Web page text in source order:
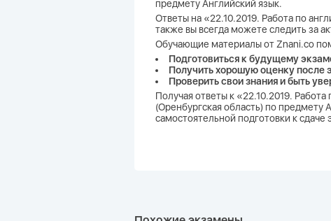
предмету Английский язык.
Ответы на «22.10.2019. Работа по
также вы всегда можете следить за
Обучающие материалы от Znani.co
Подготовиться к будущему
Получить хорошую оценку после
Проверить свои знания и быть
Получая ответы к «22.10.2019.
(Оренбургская область) по предмету
самостоятельной подготовки к сдаче